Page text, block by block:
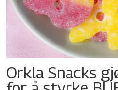
Orkla Snacks